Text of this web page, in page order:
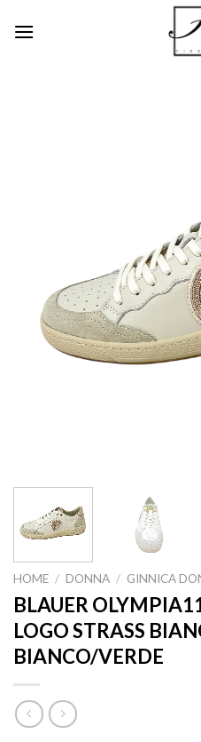
HOME / DONNA / GINNICA
BLAUER
LOGO STRASS
BIANCO/VERDE